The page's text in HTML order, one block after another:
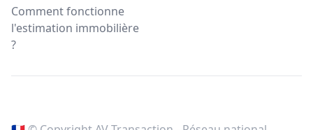
Comment fonctionne
l'estimation immobilière
?